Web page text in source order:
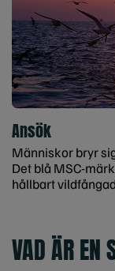
Ansök
Människor bryr
Det blå MSC-
hållbart
VAD ÄR EN